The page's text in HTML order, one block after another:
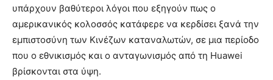
υπάρχουν βαθύτεροι λόγοι που εξηγούν πως ο
αμερικανικός κολοσσός κατάφερε να κερδίσει ξανά την
εμπιστοσύνη των Κινέζων καταναλωτών, σε μια περίοδο
που ο εθνικισμός και ο ανταγωνισμός από τη Huawei
βρίσκονται στα ύψη.